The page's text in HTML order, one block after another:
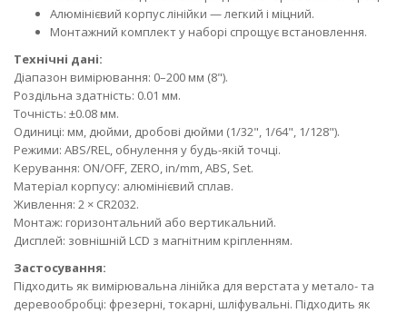
Алюмінієвий корпус лінійки — легкий і міцний.
Монтажний комплект у наборі спрощує встановлення.
Технічні дані:
Діапазон вимірювання: 0–200 мм (8").
Роздільна здатність: 0.01 мм.
Точність: ±0.08 мм.
Одиниці: мм, дюйми, дробові дюйми (1/32", 1/64", 1/128").
Режими: ABS/REL, обнулення у будь-якій точці.
Керування: ON/OFF, ZERO, in/mm, ABS, Set.
Матеріал корпусу: алюмінієвий сплав.
Живлення: 2 × CR2032.
Монтаж: горизонтальний або вертикальний.
Дисплей: зовнішній LCD з магнітним кріпленням.
Застосування:
Підходить як вимірювальна лінійка для верстата у метало- та
деревообробці: фрезерні, токарні, шліфувальні. Підходить як